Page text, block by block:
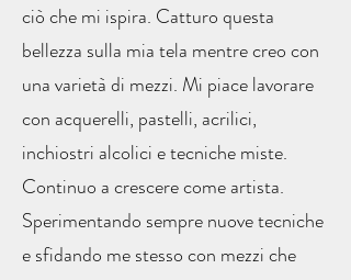
ciò che mi ispira. Catturo questa
bellezza sulla mia tela mentre creo con
una varietà di mezzi. Mi piace lavorare
con acquerelli, pastelli, acrilici,
inchiostri alcolici e tecniche miste.
Continuo a crescere come artista.
Sperimentando sempre nuove tecniche
e sfidando me stesso con mezzi che